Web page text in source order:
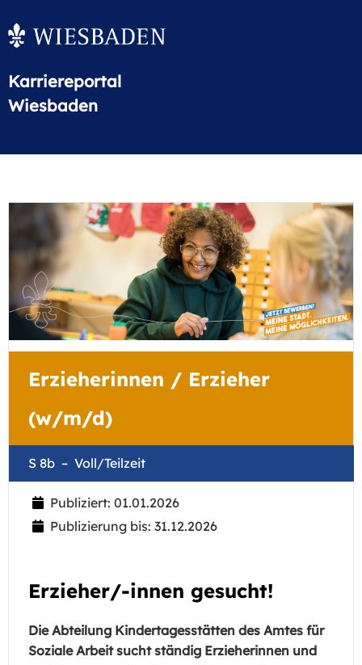
Karriereportal
Wiesbaden
Erzieherinnen / Erzieher
(w/m/d)
S 8b Voll/Teilzeit
Publiziert: 01.01.2026
Publizierung bis: 31.12.2026
Erzieher/-innen gesucht!
Die Abteilung Kindertagesstätten des Amtes für
Soziale Arbeit sucht ständig Erzieherinnen und